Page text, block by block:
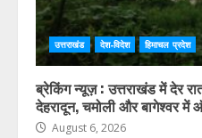
उत्तराखंड देश-विदेश हिमाचल प्रदेश
ब्रेकिंग न्यूज़ : उत्तराखंड में देर
देहरादून, चमोली और बागेश्वर में
August 6, 2026